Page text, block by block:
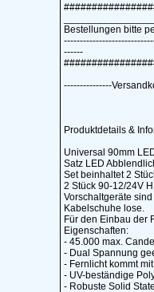
Bestellungen bitte
------
---------------
Produktdetails &
Universal 90mm
Satz LED
Set beinhaltet 2
2 Stück 90-12/24V
Vorschaltgeräte
Kabelschuhe lose.
Für den Einbau der
Eigenschaften:
- 45.000 max.
- Dual Spannung
- Fernlicht kommt
- UV-beständige
- Robuste Solid